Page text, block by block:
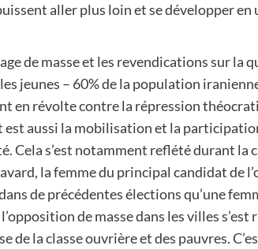
aller plus loin et se développer
de masse et les revendications sur la
jeunes – 60% de la population
en révolte contre la répression
aussi la mobilisation et la
Cela s’est notamment reflété durant la
la femme du principal candidat de
de précédentes élections qu’une
de masse dans les villes s’est
de la classe ouvrière et des pauvres.